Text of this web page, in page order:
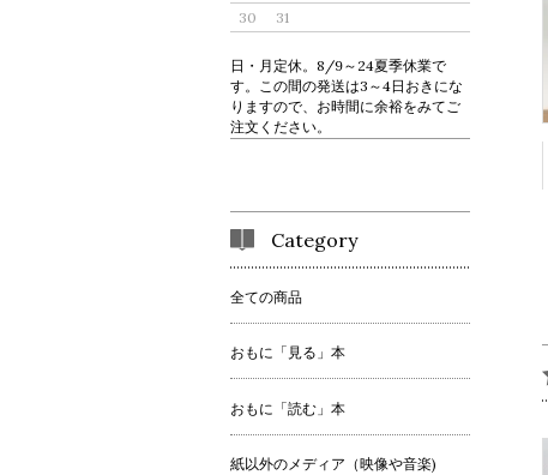
30
31
日・月定休。8/9～24夏季休業で
す。この間の発送は3～4日おきにな
りますので、お時間に余裕をみてご
注文ください。
Category
全ての商品
おもに「見る」本
おもに「読む」本
紙以外のメディア（映像や音楽)